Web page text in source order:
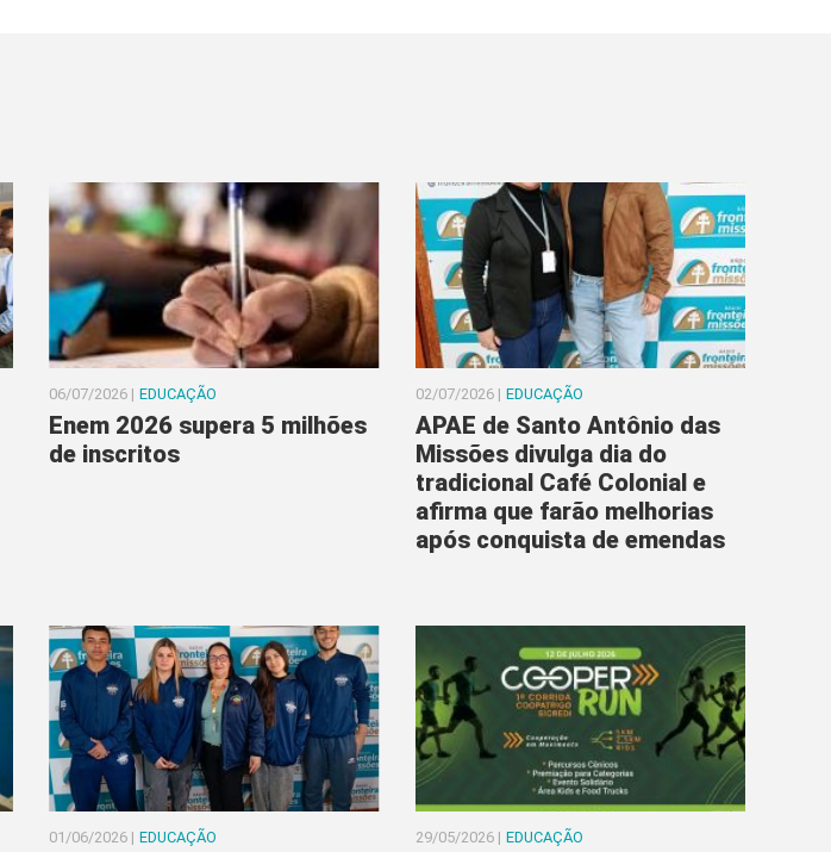
06/07/2026 | EDUCAÇÃO
Enem 2026 supera 5 milhões
de inscritos
02/07/2026 | EDUCAÇÃO
APAE de Santo Antônio das
Missões divulga dia do
tradicional Café Colonial e
afirma que farão melhorias
após conquista de emendas
01/06/2026 | EDUCAÇÃO 29/05/2026 | EDUCAÇÃO